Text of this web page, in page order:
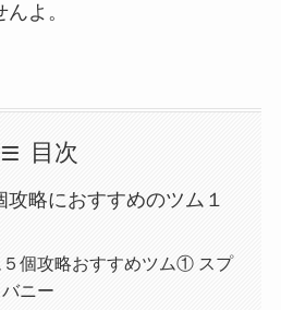
よ。
目次
攻略におすすめのツム１
５個攻略おすすめツム① スプ
ニー